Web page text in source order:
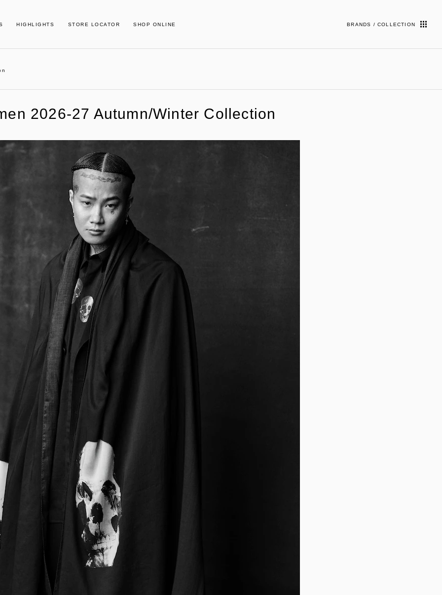
HIGHLIGHTS STORE LOCATOR SHOP ONLINE BRANDS / COLLECTION
2026-27 Autumn/Winter Collection